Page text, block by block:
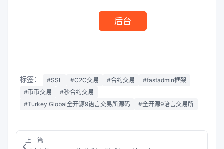
后台
标签： #SSL #C2C交易 #合约交易
#fastadmin框架
#Turkey Global全开源9语言交易所源码
#全开源9语言交易所